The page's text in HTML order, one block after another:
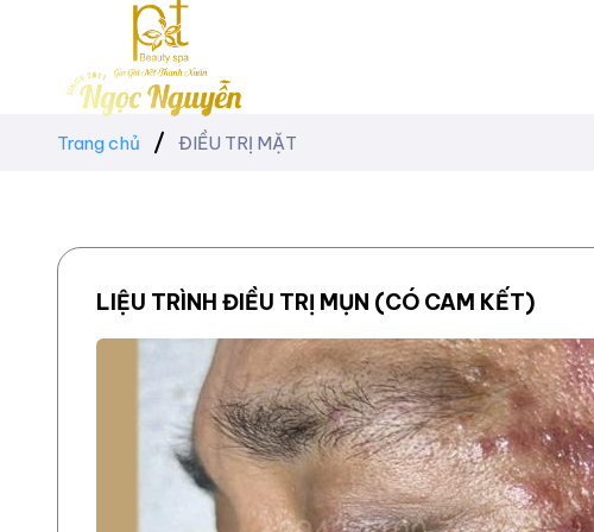
Trang chủ ĐIỀU TRỊ MẶT
LIỆU TRÌNH ĐIỀU TRỊ MỤN (CÓ CAM KẾT)